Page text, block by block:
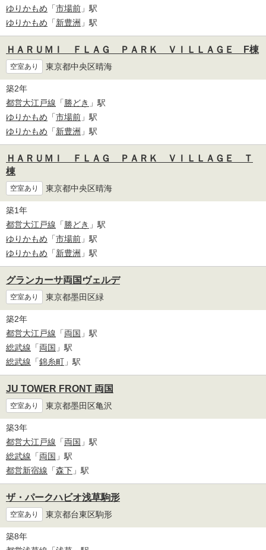
ゆりかもめ 「市場前 」駅
ゆりかもめ 「新豊洲 」駅
ＨＡＲＵＭＩ ＦＬＡＧ ＰＡＲＫ ＶＩＬＬＡＧＥ F棟
空室あり 東京都中央区晴海
築2年
都営大江戸線 「勝どき 」駅
ゆりかもめ 「市場前 」駅
ゆりかもめ 「新豊洲 」駅
ＨＡＲＵＭＩ ＦＬＡＧ ＰＡＲＫ ＶＩＬＬＡＧＥ Ｔ
棟
空室あり 東京都中央区晴海
築1年
都営大江戸線 「勝どき 」駅
ゆりかもめ 「市場前 」駅
ゆりかもめ 「新豊洲 」駅
グランカーサ両国ヴェルデ
空室あり 東京都墨田区緑
築2年
都営大江戸線 「両国 」駅
総武線 「両国 」駅
総武線 「錦糸町 」駅
JU TOWER FRONT 両国
空室あり 東京都墨田区亀沢
築3年
都営大江戸線 「両国 」駅
総武線 「両国 」駅
都営新宿線 「森下 」駅
ザ・パークハビオ浅草駒形
空室あり 東京都台東区駒形
築8年